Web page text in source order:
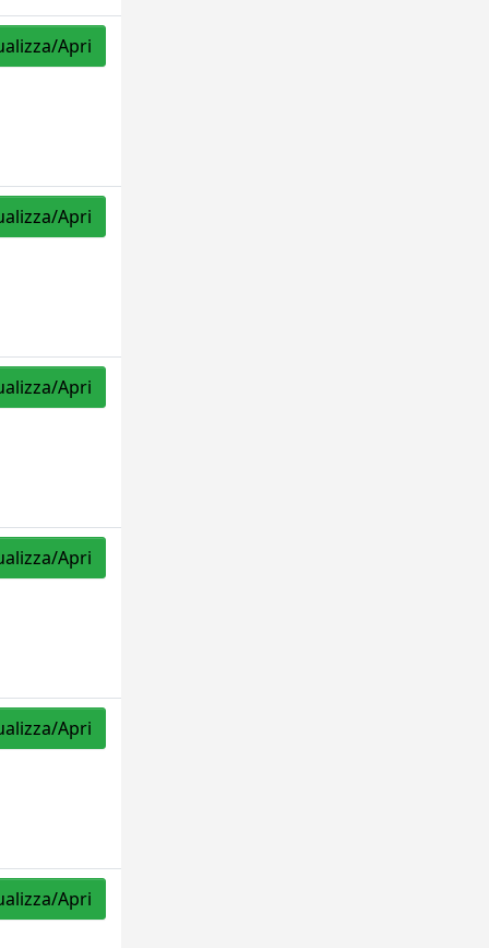
Apri
Apri
Apri
Apri
Apri
Apri